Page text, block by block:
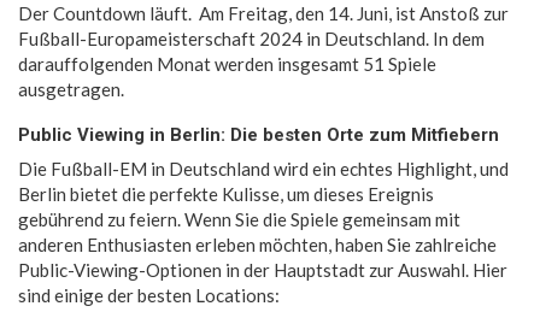
Der Countdown läuft. Am Freitag, den 14. Juni, ist Anstoß zur
Fußball-Europameisterschaft 2024 in Deutschland. In dem
darauffolgenden Monat werden insgesamt 51 Spiele
ausgetragen.
Public Viewing in Berlin: Die besten Orte zum Mitfiebern
Die Fußball-EM in Deutschland wird ein echtes Highlight, und
Berlin bietet die perfekte Kulisse, um dieses Ereignis
gebührend zu feiern. Wenn Sie die Spiele gemeinsam mit
anderen Enthusiasten erleben möchten, haben Sie zahlreiche
Public-Viewing-Optionen in der Hauptstadt zur Auswahl. Hier
sind einige der besten Locations: